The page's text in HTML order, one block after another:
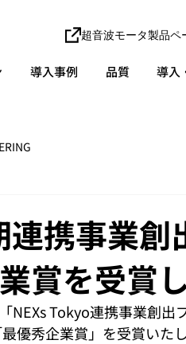
導入事例 品質 導入
超音波モータ製品ペ
携事業創
賞を受賞
NEXs Tokyo連携事業創出
優秀企業賞」を受賞いたし